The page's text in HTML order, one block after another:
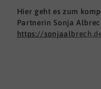
Hier geht es zum
Partnerin Sonja
https://